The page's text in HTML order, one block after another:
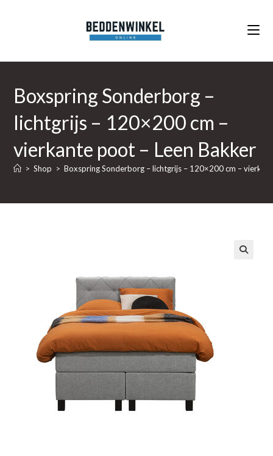
Boxspring Sonderborg –
lichtgrijs – 120×200 cm –
vierkante poot – Leen Bakker
> Shop > Boxspring Sonderborg – lichtgrijs – 120×200 cm –